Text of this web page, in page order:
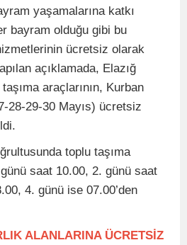
yaşamalarına katkı
bayram olduğu gibi bu
ücretsiz olarak
açıklamada, Elazığ
araçlarının, Kurban
28-29-30 Mayıs) ücretsiz
toplu taşıma
saat 10.00, 2. günü saat
4. günü ise 07.00’den
ALANLARINA ÜCRETSİZ